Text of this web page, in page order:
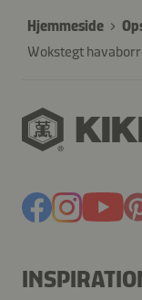
Hjemmeside
Wokstegt